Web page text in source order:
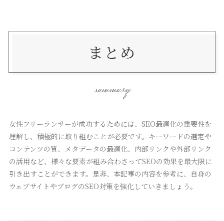
まとめ
summary
女性フリーランサーが成功するためには、SEO最適化の重要性を
理解し、積極的に取り組むことが必要です。キーワードの選定や
コンテンツの質、メタデータの最適化、内部リンクや外部リンク
の活用など、様々な要素が組み合わさってSEOの効果を最大限に
引き出すことができます。是非、本記事の内容を参考に、自身の
ウェブサイトやブログのSEO対策を強化していきましょう。